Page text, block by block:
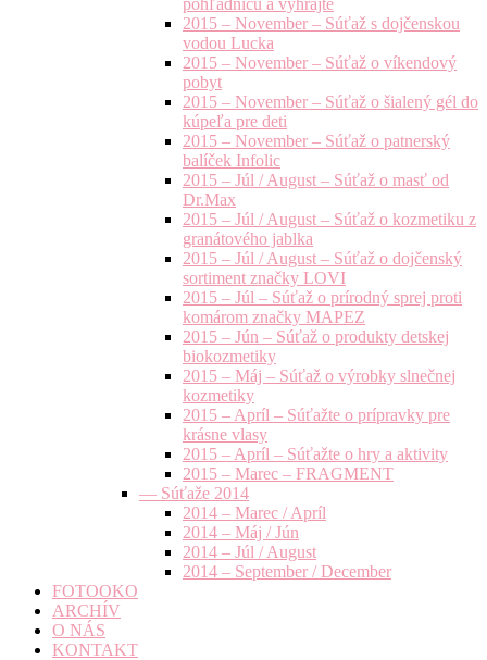
pohľadnicu a vyhrajte
2015 – November – Súťaž s dojčenskou
vodou Lucka
2015 – November – Súťaž o víkendový
pobyt
2015 – November – Súťaž o šialený gél do
kúpeľa pre deti
2015 – November – Súťaž o patnerský
balíček Infolic
2015 – Júl / August – Súťaž o masť od
Dr.Max
2015 – Júl / August – Súťaž o kozmetiku z
granátového jablka
2015 – Júl / August – Súťaž o dojčenský
sortiment značky LOVI
2015 – Júl – Súťaž o prírodný sprej proti
komárom značky MAPEZ
2015 – Jún – Súťaž o produkty detskej
biokozmetiky
2015 – Máj – Súťaž o výrobky slnečnej
kozmetiky
2015 – Apríl – Súťažte o prípravky pre
krásne vlasy
2015 – Apríl – Súťažte o hry a aktivity
2015 – Marec – FRAGMENT
— Súťaže 2014
2014 – Marec / Apríl
2014 – Máj / Jún
2014 – Júl / August
2014 – September / December
FOTOOKO
ARCHÍV
O NÁS
KONTAKT